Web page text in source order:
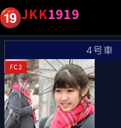
JKK1919
4号車
FC2